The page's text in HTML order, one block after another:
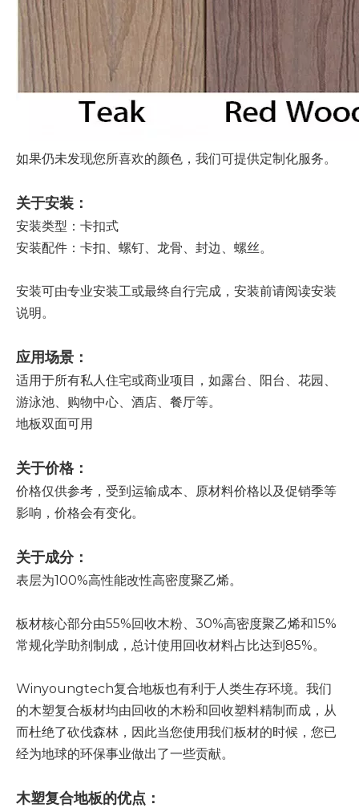
如果仍未发现您所喜欢的颜色，我们可提供定制化服务。
关于安装：
安装类型：卡扣式
安装配件：卡扣、螺钉、龙骨、封边、螺丝。
安装可由专业安装工或最终自行完成，安装前请阅读安装
说明。
应用场景：
适用于所有私人住宅或商业项目，如露台、阳台、花园、
游泳池、购物中心、酒店、餐厅等。
地板双面可用
关于价格：
价格仅供参考，受到运输成本、原材料价格以及促销季等
影响，价格会有变化。
关于成分：
表层为100%高性能改性高密度聚乙烯。
板材核心部分由55%回收木粉、30%高密度聚乙烯和15%
常规化学助剂制成，总计使用回收材料占比达到85%。
Winyoungtech复合地板也有利于人类生存环境。我们
的木塑复合板材均由回收的木粉和回收塑料精制而成，从
而杜绝了砍伐森林，因此当您使用我们板材的时候，您已
经为地球的环保事业做出了一些贡献。
木塑复合地板的优点：